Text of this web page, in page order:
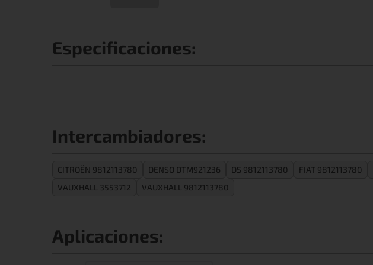
Especificaciones:
Intercambiadores:
CITROËN 9812113780 DENSO DTM921236 DS 9812113780 FIAT 9812113780
VAUXHALL 3553712
VAUXHALL 9812113780
Aplicaciones: